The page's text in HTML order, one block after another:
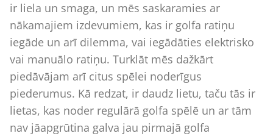
ir liela un smaga, un mēs saskaramies ar
nākamajiem izdevumiem, kas ir golfa ratiņu
iegāde un arī dilemma, vai iegādāties elektrisko
vai manuālo ratiņu. Turklāt mēs dažkārt
piedāvājam arī citus spēlei noderīgus
piederumus. Kā redzat, ir daudz lietu, taču tās ir
lietas, kas noder regulārā golfa spēlē un ar tām
nav jāapgrūtina galva jau pirmajā golfa